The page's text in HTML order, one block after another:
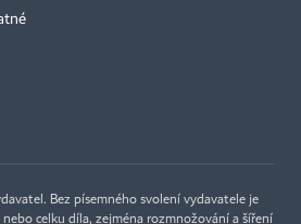
Bez písemného svolení vydavatele je
celku díla, zejména rozmnožování a šíření